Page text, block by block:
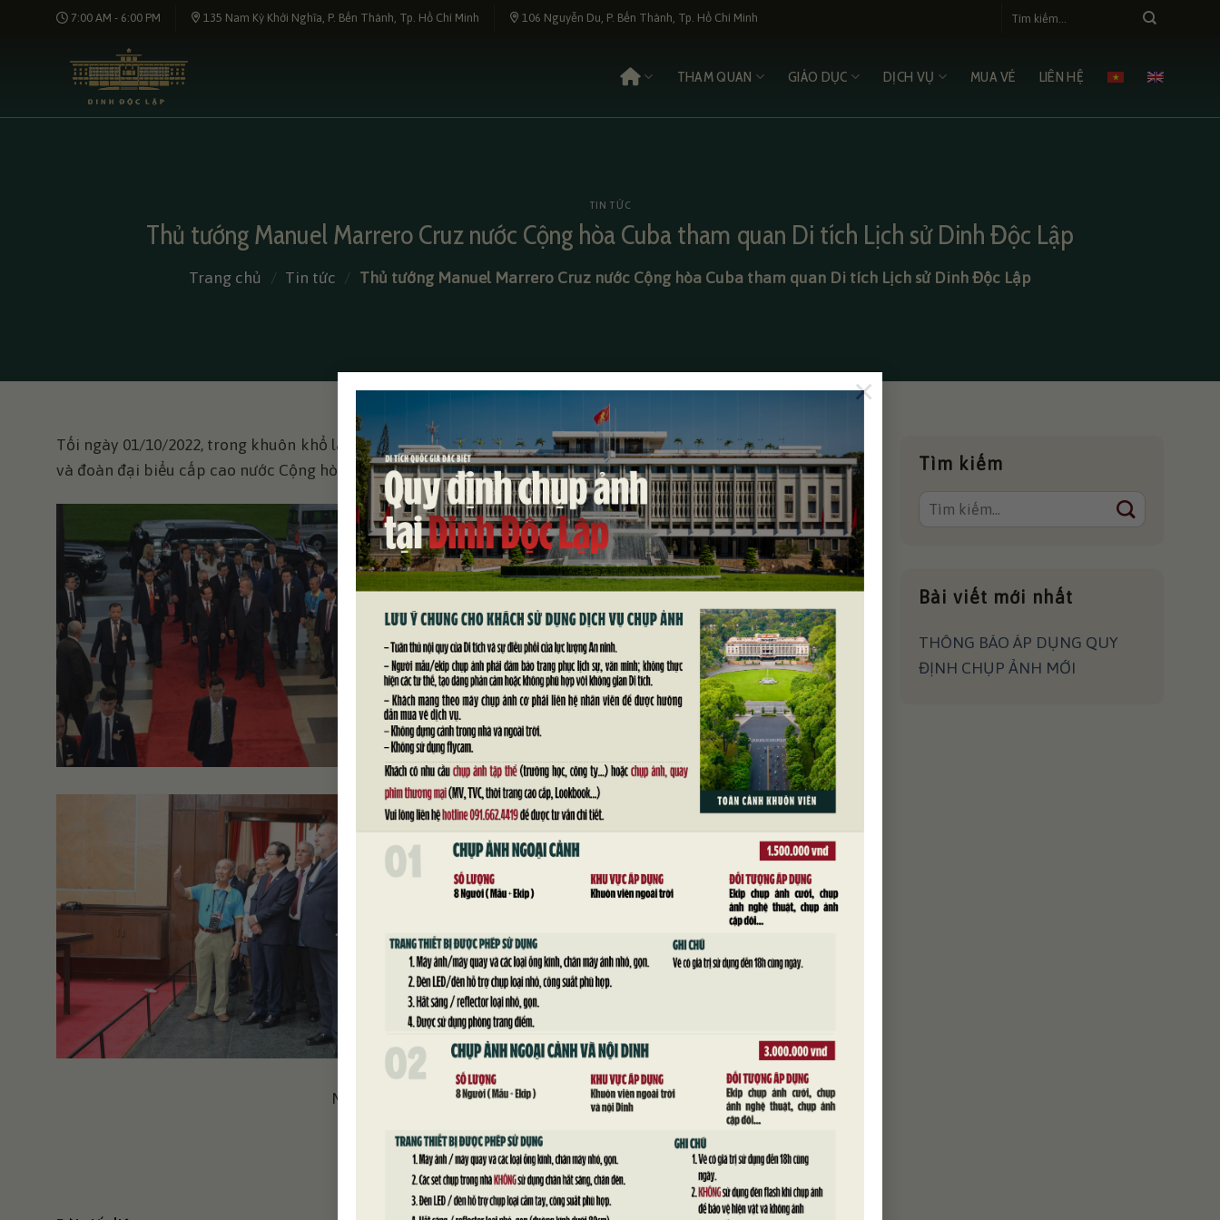
×
7:00 AM - 6:00 PM 135 Nam Kỳ Khởi Nghĩa, P. Bến Thành, Tp. Hồ Chí Minh 106 Nguyễn Du, P. Bến Thành, Tp. Hồ Chí Minh
THAM QUAN GIÁO DỤC DỊCH VỤ MUA VÉ LIÊN HỆ
TIN TỨC
Thủ tướng Manuel Marrero Cruz nước Cộng hòa Cuba tham quan Di tích Lịch sử Dinh Độc Lập
Trang chủ / Tin tức / Thủ tướng Manuel Marrero Cruz nước Cộng hòa Cuba tham quan Di tích Lịch sử Dinh Độc Lập
Tối ngày 01/10/2022, trong khuôn khổ làm việc tại Thành phố Hồ Chí Minh, Thủ tướng Cuba Manuel Marrero Cruz
và đoàn đại biểu cấp cao nước Cộng hòa Cuba đã đến tham quan Di tích lịch sử Dinh Độc Lập.
Một số hình ảnh tham quan của đoàn
Tìm kiếm
Bài viết mới nhất
THÔNG BÁO ÁP DỤNG QUY
ĐỊNH CHỤP ẢNH MỚI